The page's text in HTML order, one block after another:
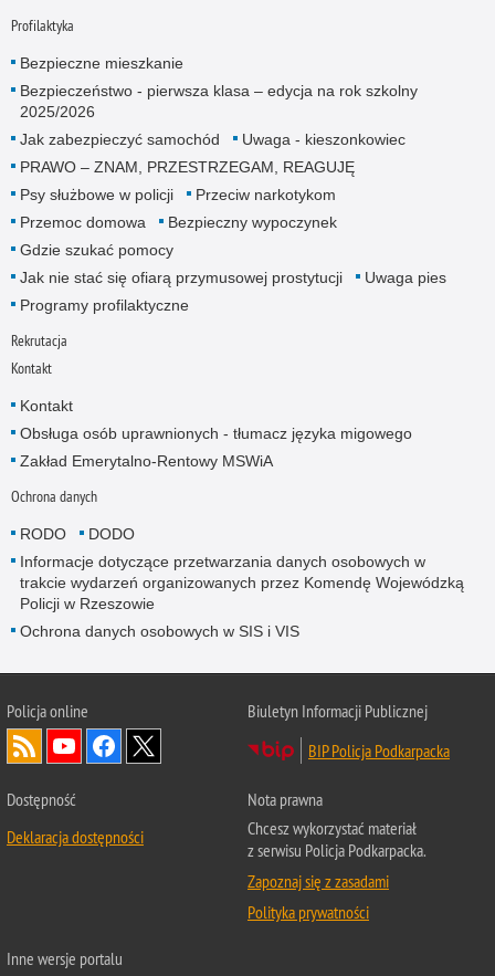
Profilaktyka
Bezpieczne mieszkanie
Bezpieczeństwo - pierwsza klasa – edycja na rok szkolny
2025/2026
Jak zabezpieczyć samochód
Uwaga - kieszonkowiec
PRAWO – ZNAM, PRZESTRZEGAM, REAGUJĘ
Psy służbowe w policji
Przeciw narkotykom
Przemoc domowa
Bezpieczny wypoczynek
Gdzie szukać pomocy
Jak nie stać się ofiarą przymusowej prostytucji
Uwaga pies
Programy profilaktyczne
Rekrutacja
Kontakt
Kontakt
Obsługa osób uprawnionych - tłumacz języka migowego
Zakład Emerytalno-Rentowy MSWiA
Ochrona danych
RODO
DODO
Informacje dotyczące przetwarzania danych osobowych w
trakcie wydarzeń organizowanych przez Komendę Wojewódzką
Policji w Rzeszowie
Ochrona danych osobowych w SIS i VIS
Policja online
Biuletyn Informacji Publicznej
BIP Policja Podkarpacka
Dostępność
Deklaracja dostępności
Nota prawna
Chcesz wykorzystać materiał
z serwisu Policja Podkarpacka.
Zapoznaj się z zasadami
Polityka prywatności
Inne wersje portalu